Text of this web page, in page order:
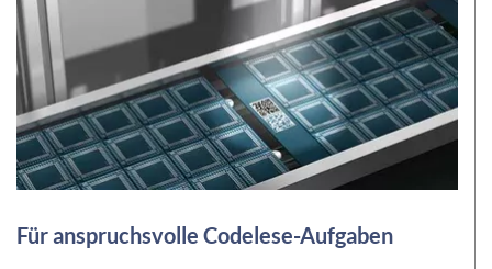
Für anspruchsvolle Codelese-Aufgaben